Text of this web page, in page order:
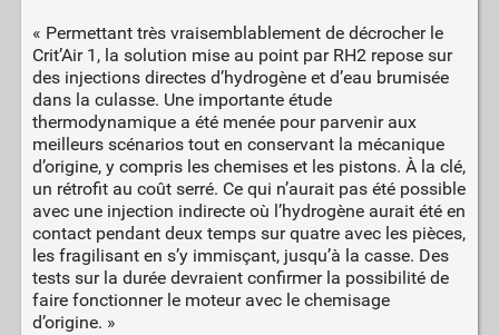
« Permettant très vraisemblablement de décrocher le
Crit’Air 1, la solution mise au point par RH2 repose sur
des injections directes d’hydrogène et d’eau brumisée
dans la culasse. Une importante étude
thermodynamique a été menée pour parvenir aux
meilleurs scénarios tout en conservant la mécanique
d’origine, y compris les chemises et les pistons. À la clé,
un rétrofit au coût serré. Ce qui n’aurait pas été possible
avec une injection indirecte où l’hydrogène aurait été en
contact pendant deux temps sur quatre avec les pièces,
les fragilisant en s’y immisçant, jusqu’à la casse. Des
tests sur la durée devraient confirmer la possibilité de
faire fonctionner le moteur avec le chemisage
d’origine. »